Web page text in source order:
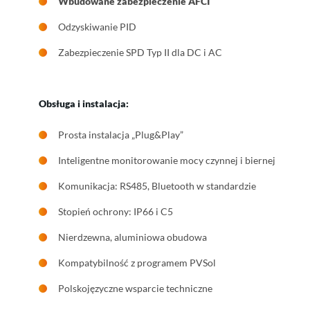
Odzyskiwanie PID
Zabezpieczenie SPD Typ II dla DC i AC
Obsługa i instalacja:
Prosta instalacja „Plug&Play”
Inteligentne monitorowanie mocy czynnej i biernej
Komunikacja: RS485, Bluetooth w standardzie
Stopień ochrony: IP66 i C5
Nierdzewna, aluminiowa obudowa
Kompatybilność z programem PVSol
Polskojęzyczne wsparcie techniczne